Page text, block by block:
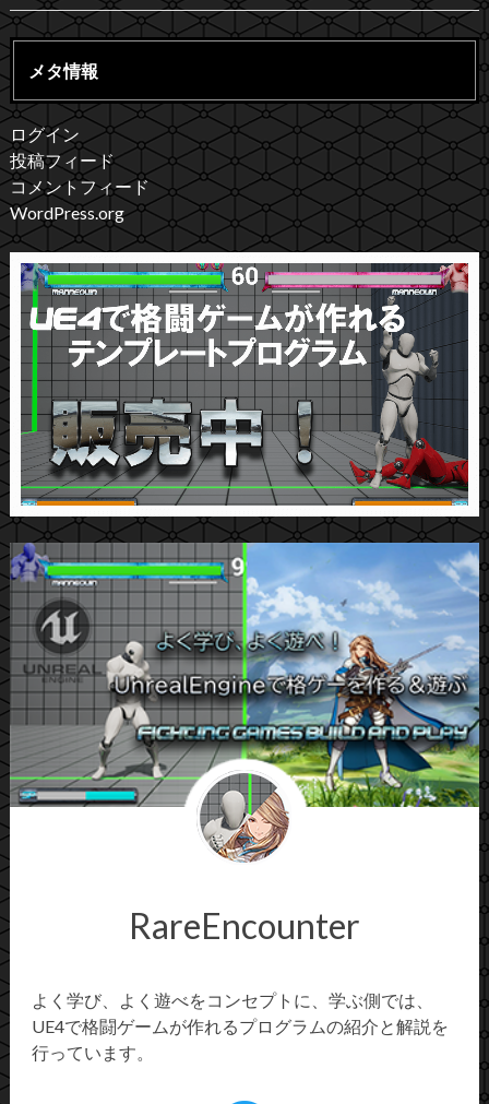
メタ情報
ログイン
投稿フィード
コメントフィード
WordPress.org
RareEncounter
よく学び、よく遊べをコンセプトに、学ぶ側では、
UE4で格闘ゲームが作れるプログラムの紹介と解説を
行っています。